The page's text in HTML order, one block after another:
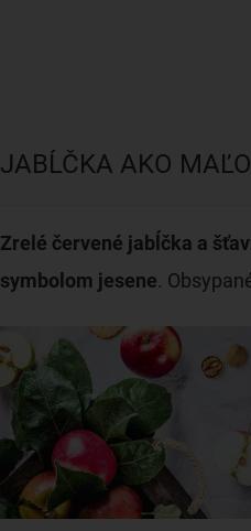
JABĹČKA AKO
Zrelé červené jabĺčka a
symbolom jesene.